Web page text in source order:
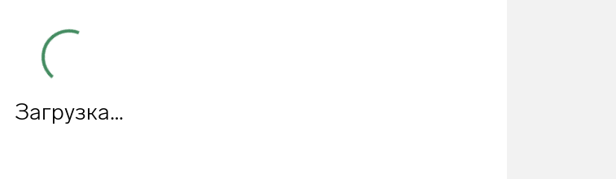
Загрузка…